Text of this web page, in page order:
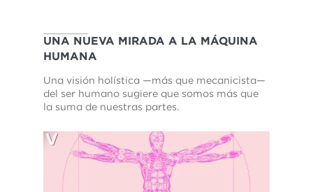
UNA NUEVA MIRADA A LA MÁQUINA
HUMANA
Una visión holística —más que mecanicista—
del ser humano sugiere que somos más que
la suma de nuestras partes.